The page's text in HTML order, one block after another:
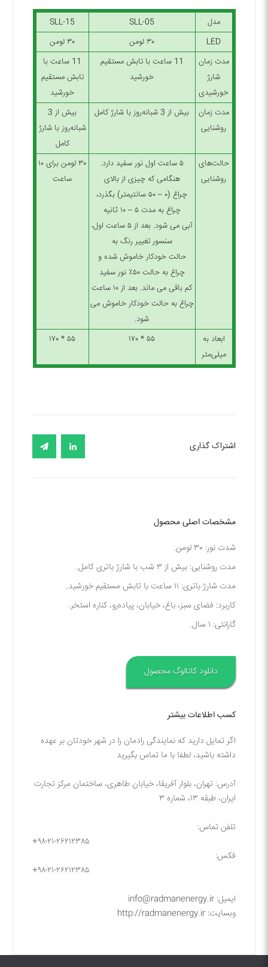
مدل SLL-05
SLL-15
LED
۳۰ لومن
۳۰ لومن
مدت زمان
شارژ
خورشیدی
11 ساعت با تابش مستقیم
خورشید
11 ساعت با
تابش مستقیم
خورشید
مدت زمان
روشنایی
بیش از 3 شبانه‌روز با شارژ کامل
بیش از 3
شبانه‌روز با شارژ
کامل
حالت‌های
روشنایی
۵ ساعت اول نور سفید دارد.
هنگامی که چیزی از بالای
چراغ (۰ – ۵۰ سانتیمتر) بگذرد،
چراغ به مدت ۵ – ۱۰ ثانیه
آبی می شود. بعد از ۵ ساعت اول،
سنسور تغییر رنگ به
حالت خودکار خاموش شده و
چراغ به حالت ۵۰٪ نور سفید
کم باقی می ماند. بعد از ۱۰ ساعت
چراغ به حالت خودکار خاموش می
شود.
۳۰ لومن برای ۱۰
ساعت
ابعاد به
میلی‌متر
۵۵ * ۱۷۰ ۵۵ * ۱۷۰
اشتراک گذاری
مشخصات اصلی محصول
شدت نور: ۳۰ لومن.
مدت روشنایی: بیش از ۳ شب با شارژ باتری کامل.
مدت شارژ باتری: ۱۱ ساعت با تابش مستقیم خورشید.
کاربرد: فضای سبز، باغ، خیابان، پیاده‌رو، کناره استخر.
گارانتی: ۱ سال.
دانلود کاتالوگ محصول
کسب اطلاعات بیشتر
اگر تمایل دارید که نمایندگی رادمان را در شهر خودتان بر عهده
داشته باشید، لطفا با ما تماس بگیرید
آدرس: تهران، بلوار آفریقا، خیابان طاهری، ساختمان مرکز تجارت
ایران، طبقه ۱۳، شماره ۳
تلفن تماس:
+۹۸-۲۱-۲۶۲۱۲۳۸۵
فکس:
+۹۸-۲۱-۲۶۲۱۲۳۸۵
ایمیل: info@radmanenergy.ir
وبسایت: http://radmanenergy.ir